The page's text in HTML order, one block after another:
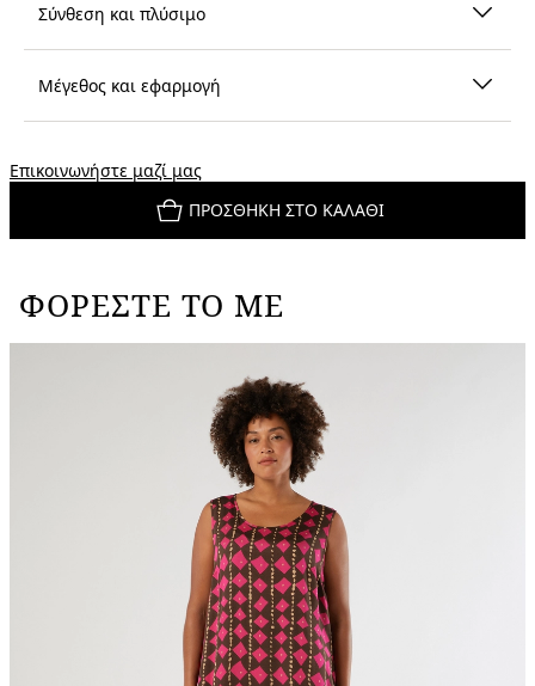
Σύνθεση και πλύσιμο
Μέγεθος και εφαρμογή
Επικοινωνήστε μαζί μας
ΠΡΟΣΘΉΚΗ ΣΤΟ ΚΑΛΆΘΙ
ΦΟΡΈΣΤΕ ΤΟ ΜΕ